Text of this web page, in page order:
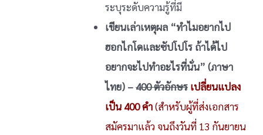
ระบุระดับความรู้ที่มี
เขียนเล่าเหตุผล “ทำไมอยากไป
ฮอกไกโดและซัปโปโร ถ้าได้ไป
อยากจะไปทำอะไรที่นั่น” (ภาษา
ไทย) –400 ตัวอักษร เปลี่ยนแปลง
เป็น 400 คำ(สำหรับผู้ที่ส่งเอกสาร
สมัครมาแล้ว จนถึงวันที่ 13 กันยายน